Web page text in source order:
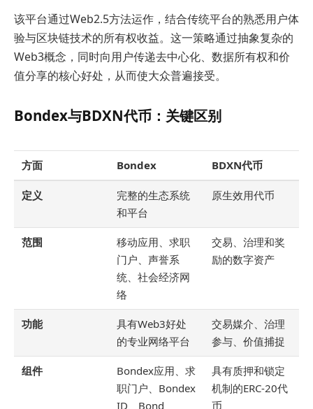
该平台通过Web2.5方法运作，结合传统平台的熟悉用户体
验与区块链技术的所有权收益。这一策略通过抽象复杂的
Web3概念，同时向用户传递去中心化、数据所有权和价
值分享的核心好处，从而使大众普遍接受。
Bondex与BDXN代币：关键区别
方面 Bondex BDXN代币
定义
完整的生态系统
和平台
原生效用代币
范围
移动应用、求职
门户、声誉系
统、社会经济网
络
交易、治理和奖
励的数字资产
功能
具有Web3好处
的专业网络平台
交易媒介、治理
参与、价值捕捉
组件
Bondex应用、求
职门户、Bondex
ID、Bond
具有质押和锁定
机制的ERC-20代
币